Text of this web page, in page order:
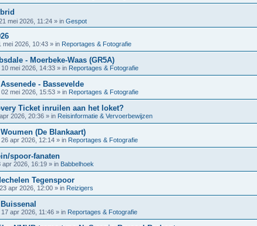
mei 2026, 11:24 » in Gespot
mei 2026, 10:43 » in Reportages & Fotografie
- Moerbeke-Waas (GR5A)
10 mei 2026, 14:33 » in Reportages & Fotografie
- Bassevelde
02 mei 2026, 15:53 » in Reportages & Fotografie
Ticket inruilen aan het loket?
2026, 20:36 » in Reisinformatie & Vervoerbewijzen
(De Blankaart)
26 apr 2026, 12:14 » in Reportages & Fotografie
spoor-fanaten
apr 2026, 16:19 » in Babbelhoek
Tegenspoor
23 apr 2026, 12:00 » in Reizigers
17 apr 2026, 11:46 » in Reportages & Fotografie